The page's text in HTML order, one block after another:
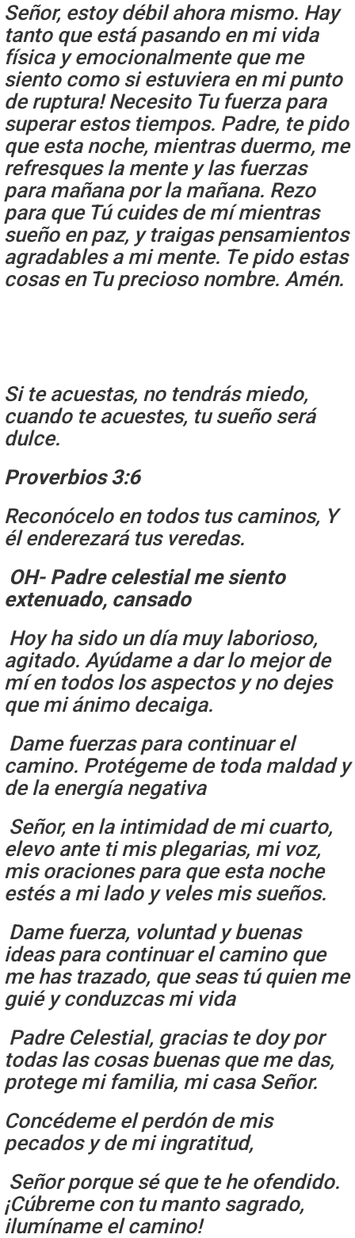
Señor, estoy débil ahora mismo. Hay
tanto que está pasando en mi vida
física y emocionalmente que me
siento como si estuviera en mi punto
de ruptura! Necesito Tu fuerza para
superar estos tiempos. Padre, te pido
que esta noche, mientras duermo, me
refresques la mente y las fuerzas
para mañana por la mañana. Rezo
para que Tú cuides de mí mientras
sueño en paz, y traigas pensamientos
agradables a mi mente. Te pido estas
cosas en Tu precioso nombre. Amén.
Si te acuestas, no tendrás miedo,
cuando te acuestes, tu sueño será
dulce.
Proverbios 3:6
Reconócelo en todos tus caminos, Y
él enderezará tus veredas.
OH- Padre celestial me siento
extenuado, cansado
Hoy ha sido un día muy laborioso,
agitado. Ayúdame a dar lo mejor de
mí en todos los aspectos y no dejes
que mi ánimo decaiga.
Dame fuerzas para continuar el
camino. Protégeme de toda maldad y
de la energía negativa
Señor, en la intimidad de mi cuarto,
elevo ante ti mis plegarias, mi voz,
mis oraciones para que esta noche
estés a mi lado y veles mis sueños.
Dame fuerza, voluntad y buenas
ideas para continuar el camino que
me has trazado, que seas tú quien me
guié y conduzcas mi vida
Padre Celestial, gracias te doy por
todas las cosas buenas que me das,
protege mi familia, mi casa Señor.
Concédeme el perdón de mis
pecados y de mi ingratitud,
Señor porque sé que te he ofendido.
¡Cúbreme con tu manto sagrado,
ilumíname el camino!